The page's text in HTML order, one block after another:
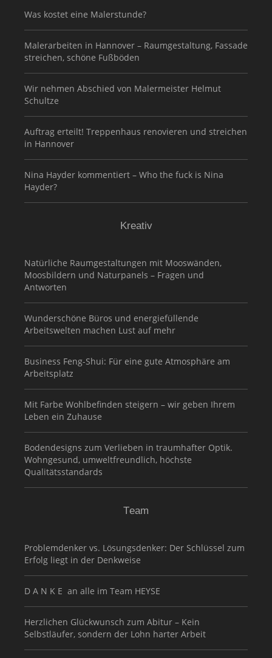
Was kostet eine Malerstunde?
Malerarbeiten in Hannover – Raumgestaltung, Fassade
streichen, schöne Fußböden
Wir nehmen Abschied von Malermeister Helmut
Schultze
Auftrag erteilt! Treppenhaus renovieren und streichen
in Hannover
Nina Hayder kommentiert – Who the fuck is Nina
Hayder?
Kreativ
Natürliche Raumgestaltungen mit Mooswänden,
Moosbildern und Naturpanels – Fragen und
Antworten
Wunderschöne Büros und energiefüllende
Arbeitswelten machen Lust auf mehr
Business Feng-Shui: Für eine gute Atmosphäre am
Arbeitsplatz
Mit Farbe Wohlbefinden steigern – wir geben Ihrem
Leben ein Zuhause
Bodendesigns zum Verlieben in traumhafter Optik.
Wohngesund, umweltfreundlich, höchste
Qualitätsstandards
Team
Problemdenker vs. Lösungsdenker: Der Schlüssel zum
Erfolg liegt in der Denkweise
D A N K E an alle im Team HEYSE
Herzlichen Glückwunsch zum Abitur – Kein
Selbstläufer, sondern der Lohn harter Arbeit